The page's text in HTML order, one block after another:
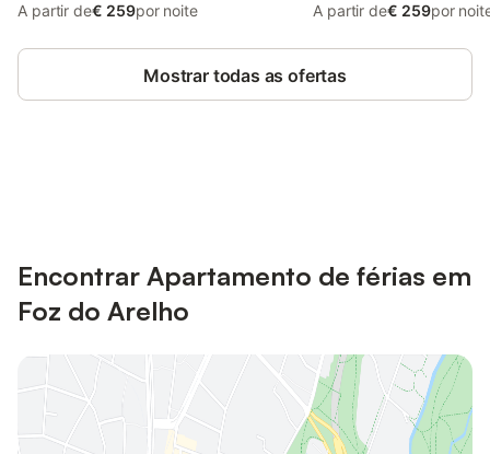
A partir de€ 259por noite
A partir de€ 259por
Mostrar todas as ofertas
Encontrar Apartamento de férias em
Foz do Arelho